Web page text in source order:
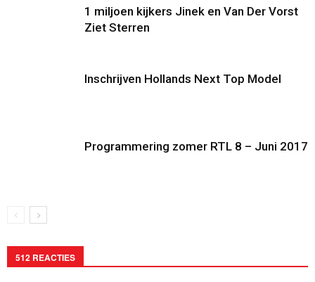
1 miljoen kijkers Jinek en Van Der Vorst
Ziet Sterren
Inschrijven Hollands Next Top Model
Programmering zomer RTL 8 – Juni 2017
512 REACTIES